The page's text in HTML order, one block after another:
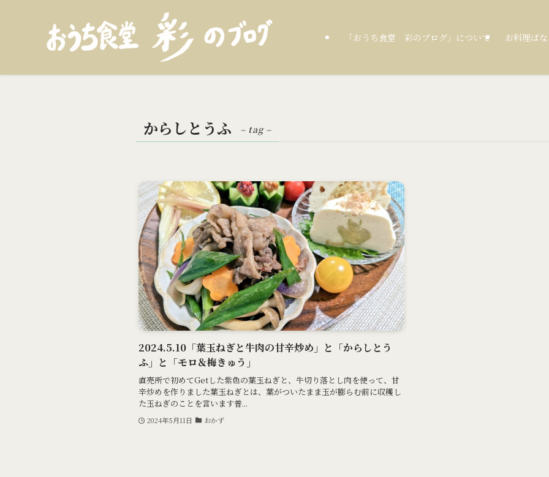
「おうち食堂 彩のブログ」について お料理ば
からしとうふ – tag –
2024.5.10「葉玉ねぎと牛肉の甘辛炒め」と「からしとう
ふ」と「モロ＆梅きゅう」
直売所で初めてGetした紫色の葉玉ねぎと、牛切り落とし肉を使って、甘
辛炒めを作りました葉玉ねぎとは、葉がついたまま玉が膨らむ前に収穫し
た玉ねぎのことを言います普...
2024年5月11日 おかず